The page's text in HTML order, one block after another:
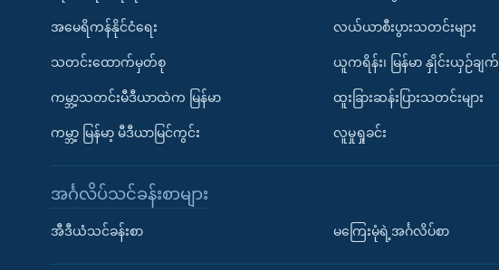
အမေရိကန်နိုင်ငံရေး
သတင်းထောက်မှတ်စု
ကမ္ဘာ့သတင်းမီဒီယာထဲက မြန်မာ
ကမ္ဘာ့ မြန်မာ့ မီဒီယာမြင်ကွင်း
လယ်ယာစီးပွားသတင်းများ
ယူကရိန်း၊ မြန်မာ နှိုင်းယှဉ်ချက်
ထူးခြားဆန်းပြားသတင်းများ
လူမှုရှုခင်း
အင်္ဂလိပ်သင်ခန်းစာများ
အီဒီယံသင်ခန်းစာ မကြေးမုံရဲ့အင်္ဂလိပ်စာ